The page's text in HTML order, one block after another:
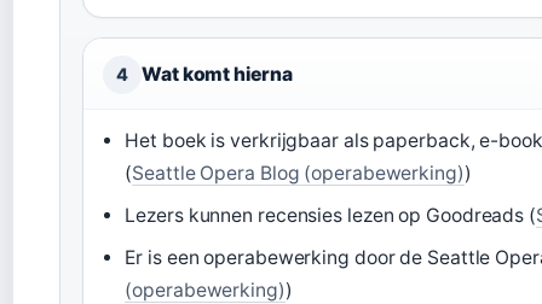
4 Wat komt hierna
Het boek is verkrijgbaar als paperback, e-
(Seattle Opera Blog (operabewerking))
Lezers kunnen recensies lezen op Goodreads (
Er is een operabewerking door de Seattle
(operabewerking))